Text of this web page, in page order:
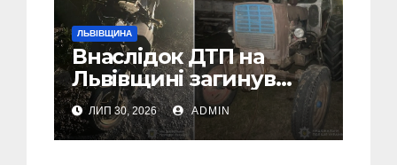
ЛЬВІВЩИНА
Внаслідок ДТП на
Львівщині загинув
малолітній водій
скутера, а
неповнолітній
ЛИП 30, 2026 ADMIN